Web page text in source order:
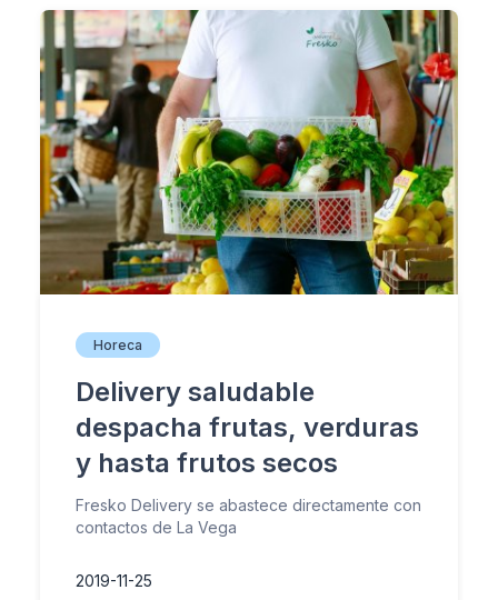
Horeca
Delivery saludable
despacha frutas, verduras
y hasta frutos secos
Fresko Delivery se abastece directamente con
contactos de La Vega
2019-11-25